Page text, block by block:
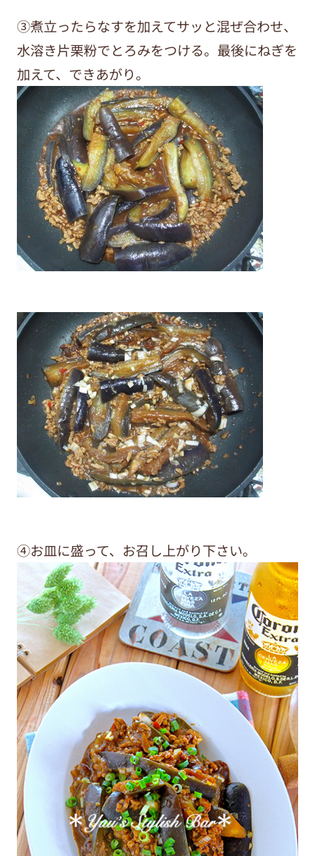
③煮立ったらなすを加えてサッと混ぜ合わせ、
水溶き片栗粉でとろみをつける。最後にねぎを
加えて、できあがり。
④お皿に盛って、お召し上がり下さい。